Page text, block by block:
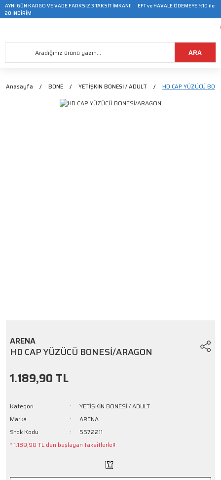
AYNI GÜN KARGO VE VADE FARKSIZ 3 TAKSİT İMKANI! EFT ve HAVALE ÖDEMEYE %10 ile
20 İNDİRİM
ARA
Anasayfa BONE YETİŞKİN BONESİ / ADULT HD CAP YÜZÜCÜ
ARENA
HD CAP YÜZÜCÜ BONESİ/ARAGON
1.189,90 TL
Kategori
YETİŞKİN BONESİ / ADULT
Marka
ARENA
Stok Kodu
5572211
* 1.189,90 TL den başlayan taksitlerle!!